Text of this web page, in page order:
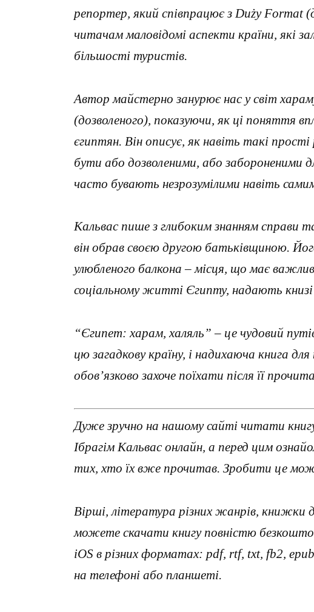
репортер, який співпрацює з Duży Format
читачам маловідомі аспекти країни, які
більшості туристів.
Автор майстерно занурює нас у світ
(дозволеного), показуючи, як ці поняття
єгиптян. Він описує, як навіть такі
бути або дозволеними, або забороненими
часто бувають незрозумілими навіть
Кальвас пише з глибоким знанням справи
він обрав своєю другою батьківщиною.
улюбленого балкона – місця, що має
соціальному житті Єгипту, надають
“Єгипет: харам, халяль” – це чудовий
цю загадкову країну, і надихаюча книга
обов’язково захоче поїхати після її
Дуже зручно на нашому сайті читати
Ібрагім Кальвас онлайн, а перед цим
тих, хто їх вже прочитав. Зробити це
Вірші, література різних жанрів, книжки
можете скачати книгу повністю
iOS в різних форматах: pdf, rtf, txt, fb2,
на телефоні або планшеті.